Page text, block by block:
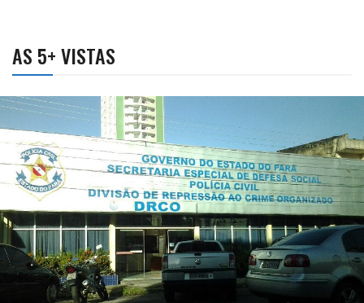
AS 5+ VISTAS